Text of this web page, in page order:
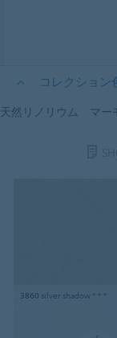
コレクション
天然リノリウム マー
3860 silver shadow * * *